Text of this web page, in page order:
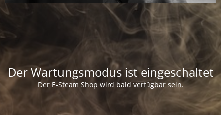
Der Wartungsmodus ist eingeschaltet
Der E-Steam Shop wird bald verfügbar sein.